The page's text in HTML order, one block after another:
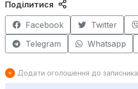
Поділитися
Facebook Twitter
Telegram
Whatsapp
Додати оголошення до записника